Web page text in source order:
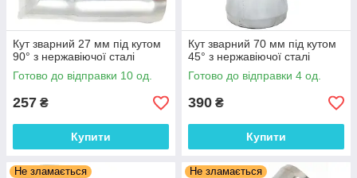
Кут зварний 27 мм під кутом
90° з нержавіючої сталі
Готово до відправки 10 од.
257 ₴
Купити
Кут зварний 70 мм під кутом
45° з нержавіючої сталі
Готово до відправки 4 од.
390 ₴
Купити
Не зламається Не зламається